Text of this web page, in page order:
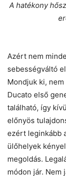
A hatékony
Azért nem
sebességváltó
Mondjuk ki,
Ducato első
található, így
előnyös
ezért leginkább
ülőhelyek
megoldás.
módon jár. Nem